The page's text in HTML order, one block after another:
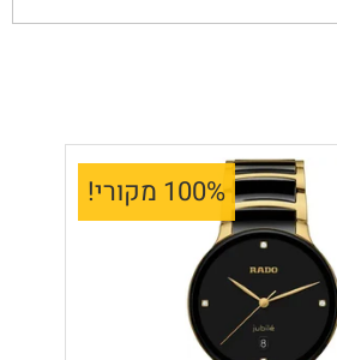
100% מקורי!